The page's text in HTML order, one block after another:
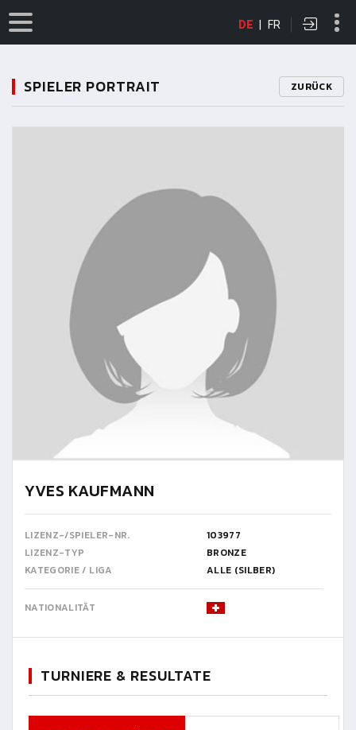
DE | FR
SPIELER PORTRAIT ZURÜCK
YVES KAUFMANN
LIZENZ-/SPIELER-NR.
103977
LIZENZ-TYP
BRONZE
KATEGORIE / LIGA
ALLE (SILBER)
NATIONALITÄT
TURNIERE & RESULTATE